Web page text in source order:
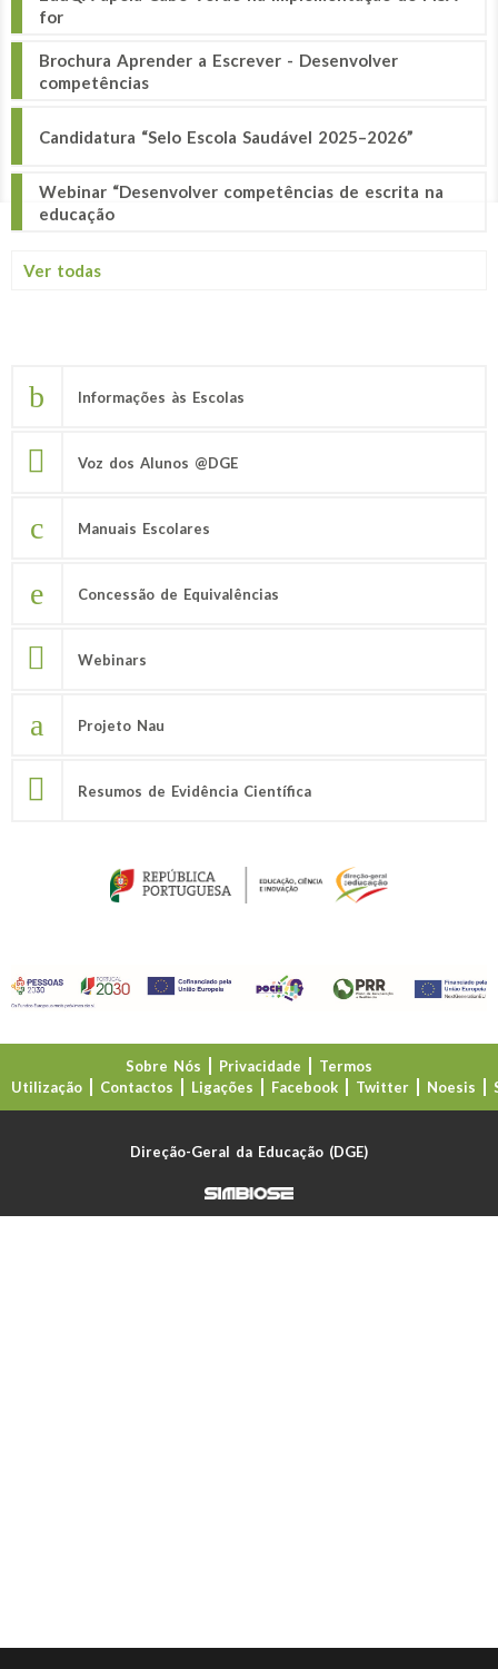
for
Brochura Aprender a Escrever - Desenvolver
competências
Candidatura “Selo Escola Saudável 2025–2026”
Webinar “Desenvolver competências de escrita na
educação
Ver todas
Informações às Escolas
Voz dos Alunos @DGE
Manuais Escolares
Concessão de Equivalências
Webinars
Projeto Nau
Resumos de Evidência Científica
Sobre Nós Privacidade
Termos
Utilização
Contactos Ligações Facebook Twitter Noesis
Direção-Geral da Educação (DGE)